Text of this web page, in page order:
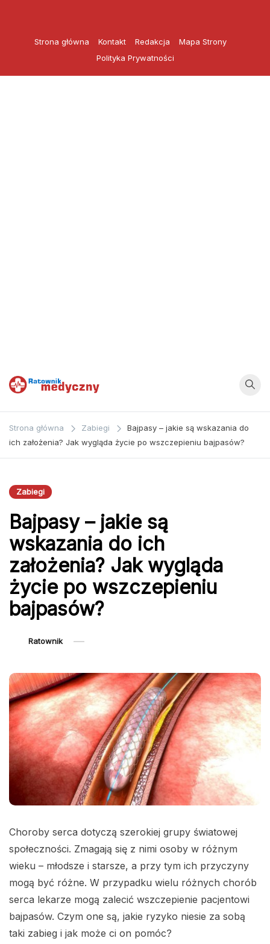
Strona główna Kontakt Redakcja
Mapa Strony
Polityka Prywatności
Ratownik
Medyczny
zagadnieniom z
bezpośrednio
medycznego.
Strona główna Zabiegi
Bajpasy – jakie są wskazania do
ich założenia? Jak wygląda życie po wszczepieniu bajpasów?
Zabiegi
Bajpasy – jakie są
wskazania do ich
założenia? Jak wygląda
życie po wszczepieniu
bajpasów?
Ratownik
Choroby serca dotyczą szerokiej grupy światowej
społeczności. Zmagają się z nimi osoby w różnym
wieku – młodsze i starsze, a przy tym ich przyczyny
mogą być różne. W przypadku wielu różnych chorób
serca lekarze mogą zalecić wszczepienie pacjentowi
bajpasów. Czym one są, jakie ryzyko niesie za sobą
taki zabieg i jak może ci on pomóc?